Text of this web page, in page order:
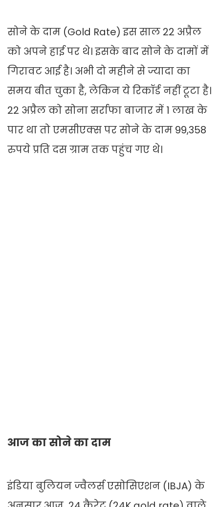
सोने के दाम (Gold Rate) इस साल 22 अप्रैल
को अपने हाई पर थे। इसके बाद सोने के दामों में
गिरावट आई है। अभी दो महीने से ज्यादा का
समय बीत चुका है, लेकिन ये रिकॉर्ड नहीं टूटा है।
22 अप्रैल को सोना सर्राफा बाजार में 1 लाख के
पार था तो एमसीएक्स पर सोने के दाम 99,358
रुपये प्रति दस ग्राम तक पहुंच गए थे।
आज का सोने का दाम
इंडिया बुलियन ज्वैलर्स एसोसिएशन (IBJA) के